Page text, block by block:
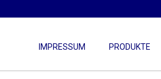
IMPRESSUM PRODUKTE